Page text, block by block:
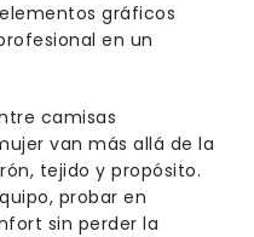
gráficos
en un
camisas
van más allá de la
tejido y propósito.
probar en
sin perder la